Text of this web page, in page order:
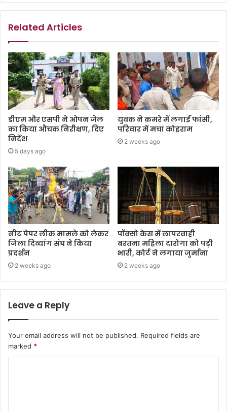
Related Articles
डीएम और एसपी ने ओपन जेल
का किया औचक निरीक्षण, दिए
निर्देश
5 days ago
युवक ने कमरे में लगाईं फांसी,
परिवार में मचा कोहराम
2 weeks ago
नीट पेपर लीक मामले को लेकर
जिला दिव्यांग संघ ने किया
प्रदर्शन
2 weeks ago
पॉक्सो केस में लापरवाही
बरतना महिला दारोगा को पड़ी
भारी, कोर्ट ने लगाया जुर्माना
2 weeks ago
Leave a Reply
Your email address will not be published. Required fields are
marked *